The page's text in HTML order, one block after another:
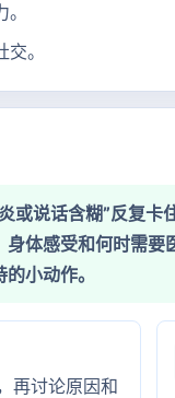
。
或说话含糊”反复
体感受和何时需
小动作。
再讨论原因和